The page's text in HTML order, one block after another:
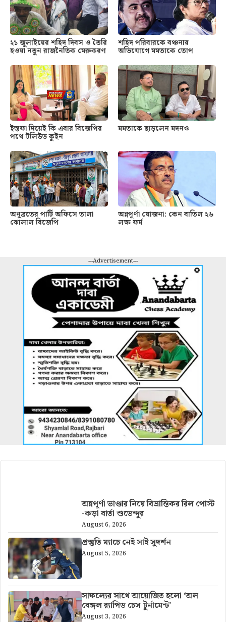
২১ জুলাইয়ের শহিদ দিবস ও তৈরি
হওয়া নতুন রাজনৈতিক মেরুকরণ
শহিদ পরিবারকে বঞ্চনার
অভিযোগে মমতাকে তোপ
ইস্তফা দিয়েই কি এবার বিজেপির
পথে টলিউড কুইন
মমতাকে ছাড়লেন মদনও
অনুব্রতের পার্টি অফিসে তালা
ঝোলাল বিজেপি
অন্নপূর্ণা যোজনা: কেন বাতিল ২৬
লক্ষ ফর্ম
---Advertisement---
অন্নপূর্ণা ভাণ্ডার নিয়ে বিভ্রান্তিকর রিল পোস্ট
-কড়া বার্তা শুভেন্দুর
August 6, 2026
প্রস্তুতি ম্যাচে নেই সাই সুদর্শন
August 5, 2026
সাফল্যের সাথে আয়োজিত হলো ‘অল
বেঙ্গল র‍্যাপিড চেস টুর্নামেন্ট’
August 3, 2026